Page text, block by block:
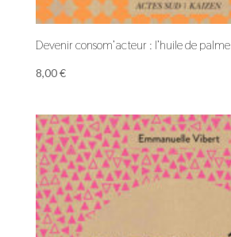
Devenir consom’acteur : l’huile de palme
8,00€